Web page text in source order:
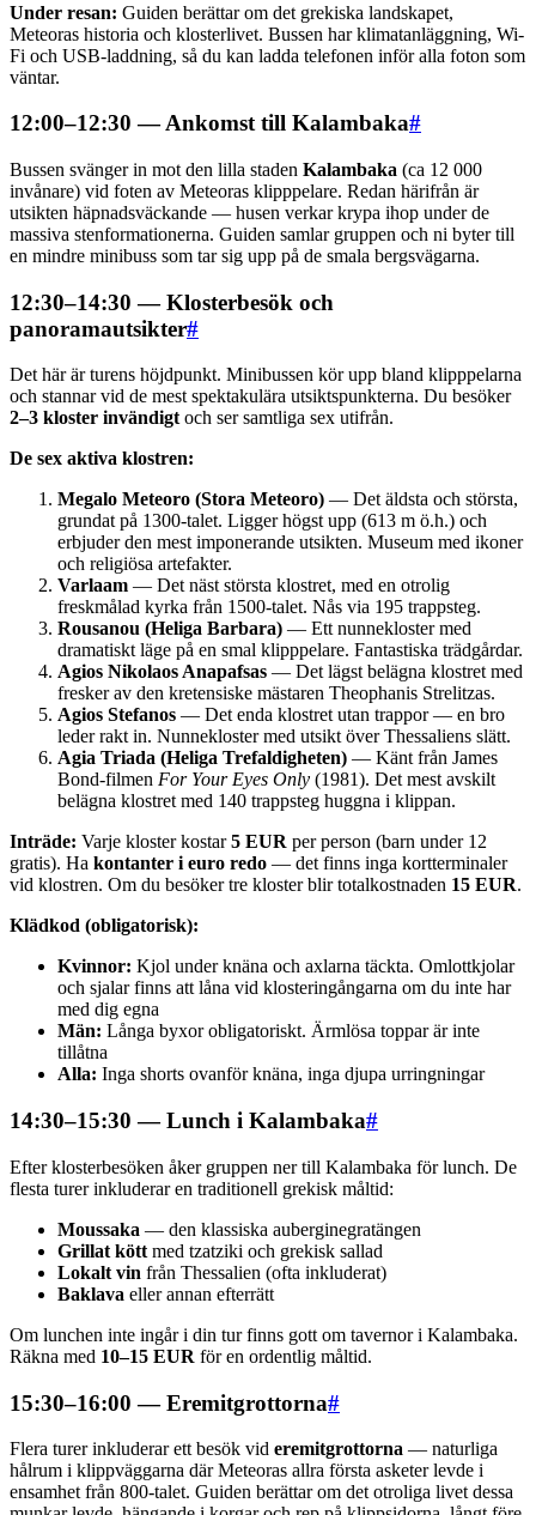
Under resan: Guiden berättar om det grekiska landskapet,
Meteoras historia och klosterlivet. Bussen har klimatanläggning, Wi-
Fi och USB-laddning, så du kan ladda telefonen inför alla foton som
väntar.
12:00–12:30 — Ankomst till Kalambaka#
Bussen svänger in mot den lilla staden Kalambaka (ca 12 000
invånare) vid foten av Meteoras klipppelare. Redan härifrån är
utsikten häpnadsväckande — husen verkar krypa ihop under de
massiva stenformationerna. Guiden samlar gruppen och ni byter till
en mindre minibuss som tar sig upp på de smala bergsvägarna.
12:30–14:30 — Klosterbesök och
panoramautsikter#
Det här är turens höjdpunkt. Minibussen kör upp bland klipppelarna
och stannar vid de mest spektakulära utsiktspunkterna. Du besöker
2–3 kloster invändigtoch ser samtliga sex utifrån.
De sex aktiva klostren:
Megalo Meteoro (Stora Meteoro) — Det äldsta och största,
grundat på 1300-talet. Ligger högst upp (613 m ö.h.) och
erbjuder den mest imponerande utsikten. Museum med ikoner
och religiösa artefakter.
Varlaam — Det näst största klostret, med en otrolig
freskmålad kyrka från 1500-talet. Nås via 195 trappsteg.
Rousanou (Heliga Barbara) — Ett nunnekloster med
dramatiskt läge på en smal klipppelare. Fantastiska trädgårdar.
Agios Nikolaos Anapafsas — Det lägst belägna klostret med
fresker av den kretensiske mästaren Theophanis Strelitzas.
Agios Stefanos — Det enda klostret utan trappor — en bro
leder rakt in. Nunnekloster med utsikt över Thessaliens slätt.
Agia Triada (Heliga Trefaldigheten) — Känt från James
Bond-filmen For Your Eyes Only (1981). Det mest avskilt
belägna klostret med 140 trappsteg huggna i klippan.
Inträde: Varje kloster kostar5 EUR per person (barn under 12
gratis). Ha kontanter i euro redo — det finns inga kortterminaler
vid klostren. Om du besöker tre kloster blir totalkostnaden 15 EUR.
Klädkod (obligatorisk):
Kvinnor: Kjol under knäna och axlarna täckta. Omlottkjolar
och sjalar finns att låna vid klosteringångarna om du inte har
med dig egna
Män: Långa byxor obligatoriskt. Ärmlösa toppar är inte
tillåtna
Alla: Inga shorts ovanför knäna, inga djupa urringningar
14:30–15:30 — Lunch i Kalambaka#
Efter klosterbesöken åker gruppen ner till Kalambaka för lunch. De
flesta turer inkluderar en traditionell grekisk måltid:
Moussaka — den klassiska auberginegratängen
Grillat kött med tzatziki och grekisk sallad
Lokalt vin från Thessalien (ofta inkluderat)
Baklava eller annan efterrätt
Om lunchen inte ingår i din tur finns gott om tavernor i Kalambaka.
Räkna med 10–15 EUR för en ordentlig måltid.
15:30–16:00 — Eremitgrottorna#
Flera turer inkluderar ett besök vid eremitgrottorna — naturliga
hålrum i klippväggarna där Meteoras allra första asketer levde i
ensamhet från 800-talet. Guiden berättar om det otroliga livet dessa